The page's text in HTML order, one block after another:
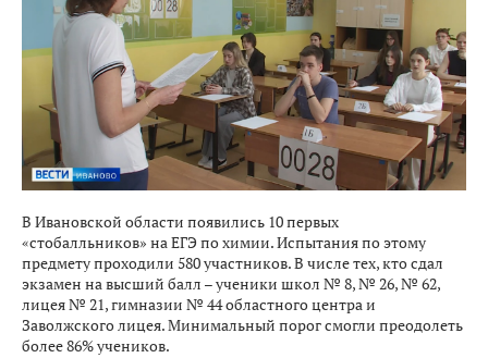
В Ивановской области появились 10 первых
«стобалльников» на ЕГЭ по химии. Испытания по этому
предмету проходили 580 участников. В числе тех, кто сдал
экзамен на высший балл – ученики школ № 8, № 26, № 62,
лицея № 21, гимназии № 44 областного центра и
Заволжского лицея. Минимальный порог смогли преодолеть
более 86% учеников.